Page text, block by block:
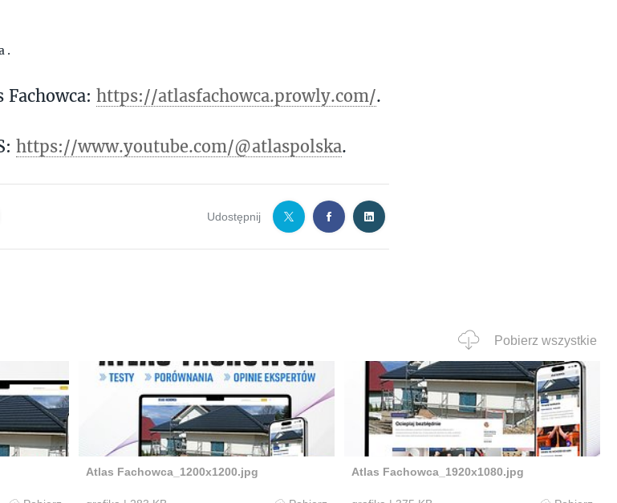
https://atlasfachowca.prowly.com/.
https://www.youtube.com/@atlaspolska.
Udostępnij
Pobierz wszystkie
Atlas Fachowca_1200x1200.jpg Atlas Fachowca_1920x1080.jpg